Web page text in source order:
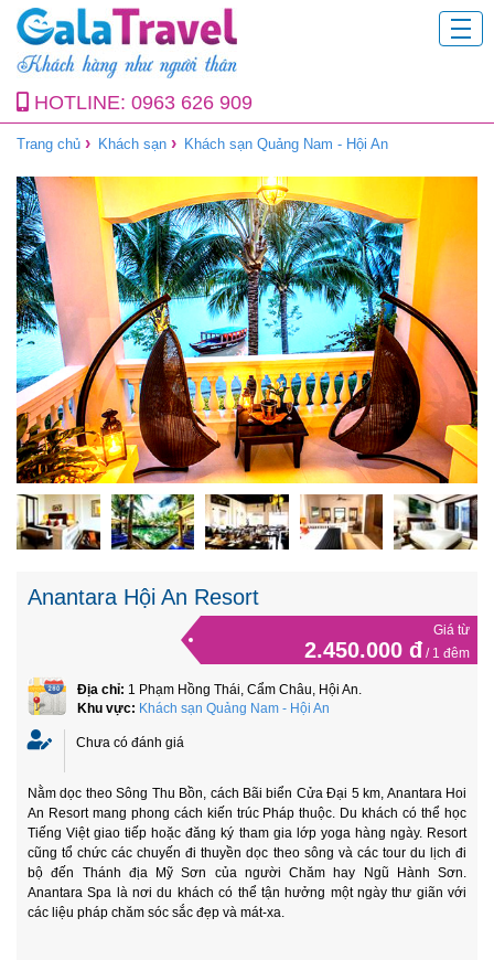
HOTLINE: 0963 626 909
Trang chủ › Khách sạn › Khách sạn Quảng Nam - Hội An
Anantara Hội An Resort
Giá từ
2.450.000 đ / 1 đêm
Địa chỉ: 1 Phạm Hồng Thái, Cẩm Châu, Hội An.
Khu vực: Khách sạn Quảng Nam - Hội An
Chưa có đánh giá
Nằm dọc theo Sông Thu Bồn, cách Bãi biển Cửa Đại 5 km, Anantara Hoi
An Resort mang phong cách kiến trúc Pháp thuộc. Du khách có thể học
Tiếng Việt giao tiếp hoặc đăng ký tham gia lớp yoga hàng ngày. Resort
cũng tổ chức các chuyến đi thuyền dọc theo sông và các tour du lịch đi
bộ đến Thánh địa Mỹ Sơn của người Chăm hay Ngũ Hành Sơn.
Anantara Spa là nơi du khách có thể tận hưởng một ngày thư giãn với
các liệu pháp chăm sóc sắc đẹp và mát-xa.